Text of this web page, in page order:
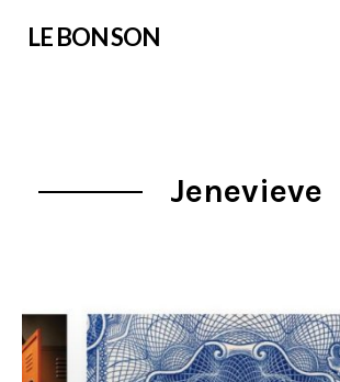
LE BON SON
Jenevieve